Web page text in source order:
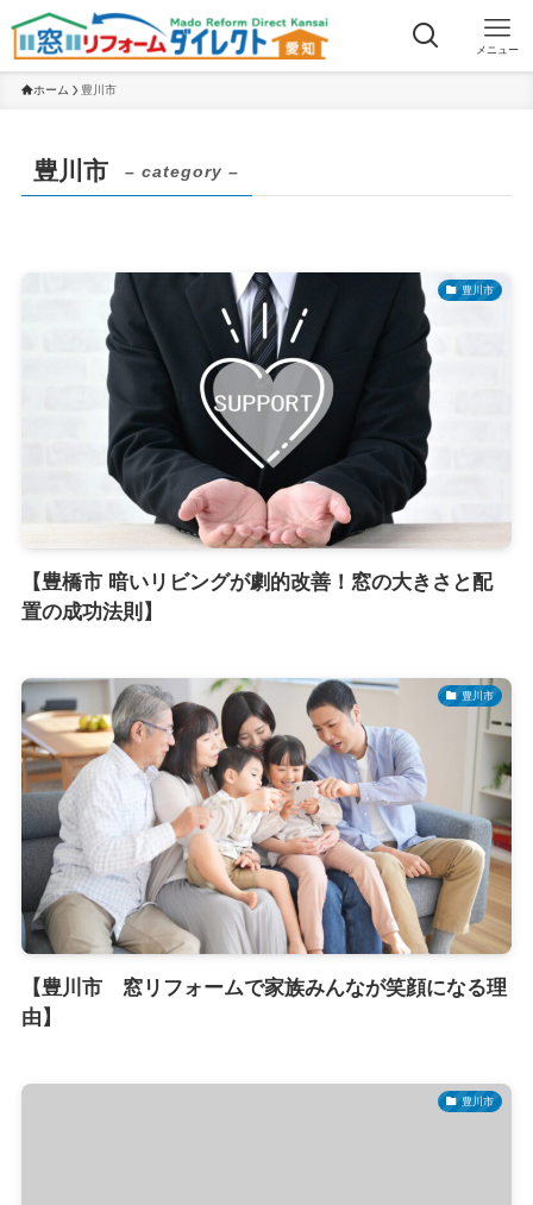
メニュー
ホーム 豊川市
豊川市 – category –
豊川市
【豊橋市 暗いリビングが劇的改善！窓の大きさと配
置の成功法則】
豊川市
【豊川市 窓リフォームで家族みんなが笑顔になる理
由】
豊川市